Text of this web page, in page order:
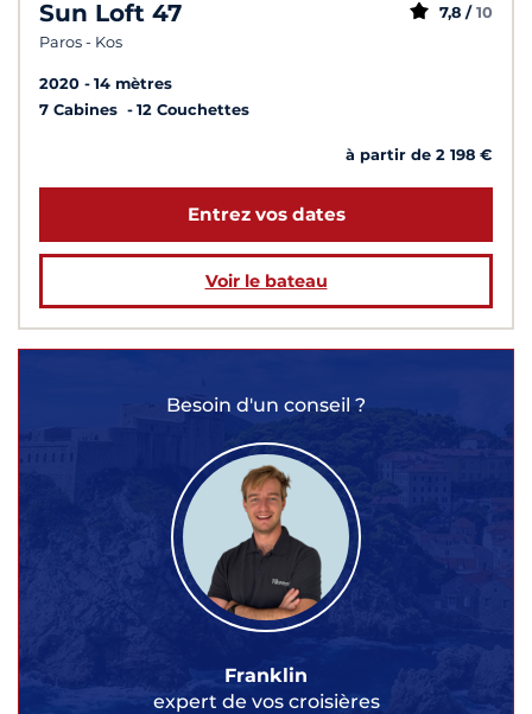
Sun Loft 47
Paros - Kos
7,8 / 10
2020
14 mètres
7 Cabines
12 Couchettes
à partir de 2 198 €
Entrez vos dates
Voir le bateau
Besoin d'un conseil ?
Franklin
expert de vos croisières